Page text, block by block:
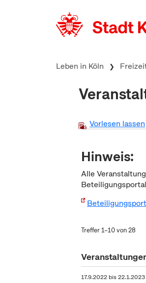
Leben in Köln
Vorlesen lassen
Hinweis:
Alle
Treffer 1–10 von 28
17.9.2022 bis22.1.2023